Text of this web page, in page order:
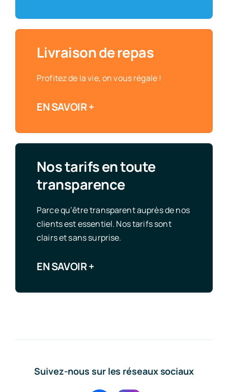
Livraison de repas
Profitez de la vie, on vous régale !
EN SAVOIR +
Nos tarifs en toute
transparence
Parce qu’être transparent auprès de nos
clients est essentiel. Nos tarifs sont
clairs et sans surprise.
EN SAVOIR +
Suivez-nous sur les réseaux sociaux